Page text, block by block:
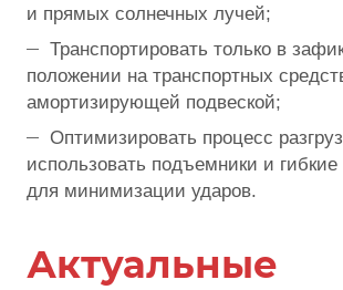
и прямых солнечных лучей;
Транспортировать только в
положении на транспортных
амортизирующей подвеской;
Оптимизировать процесс
использовать подъемники и
для минимизации ударов.
Актуальные